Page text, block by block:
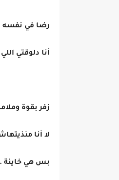
رضا في نفسه
أنا دلوقتي
زفر بقوة
لا أنا
بس هي خاينة